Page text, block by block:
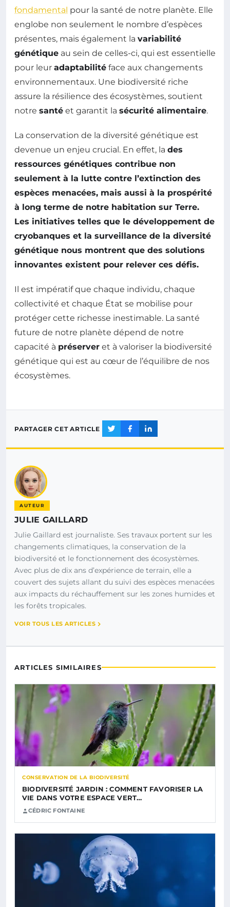
fondamental pour la santé de notre planète. Elle
englobe non seulement le nombre d’espèces
présentes, mais également la variabilité
génétique au sein de celles-ci, qui est essentielle
pour leur adaptabilité face aux changements
environnementaux. Une biodiversité riche
assure la résilience des écosystèmes, soutient
notre santé et garantit la sécurité alimentaire.
La conservation de la diversité génétique est
devenue un enjeu crucial. En effet, la des
ressources génétiques contribue non
seulement à la lutte contre l’extinction des
espèces menacées, mais aussi à la prospérité
à long terme de notre habitation sur Terre.
Les initiatives telles que le développement de
cryobanques et la surveillance de la diversité
génétique nous montrent que des solutions
innovantes existent pour relever ces défis.
Il est impératif que chaque individu, chaque
collectivité et chaque État se mobilise pour
protéger cette richesse inestimable. La santé
future de notre planète dépend de notre
capacité à préserver et à valoriser la biodiversité
génétique qui est au cœur de l’équilibre de nos
écosystèmes.
PARTAGER CET ARTICLE
AUTEUR
JULIE GAILLARD
Julie Gaillard est journaliste. Ses travaux portent sur les
changements climatiques, la conservation de la
biodiversité et le fonctionnement des écosystèmes.
Avec plus de dix ans d’expérience de terrain, elle a
couvert des sujets allant du suivi des espèces menacées
aux impacts du réchauffement sur les zones humides et
les forêts tropicales.
VOIR TOUS LES ARTICLES
ARTICLES SIMILAIRES
CONSERVATION DE LA BIODIVERSITÉ
BIODIVERSITÉ JARDIN : COMMENT FAVORISER LA
VIE DANS VOTRE ESPACE VERT…
CÉDRIC FONTAINE